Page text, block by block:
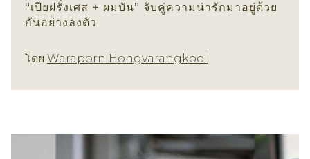
“เปียฝรั่งเศส + ผมบัน” จับคู่ความน่ารักมาอยู่ด้วย
กันอย่างลงตัว
โดย Waraporn Hongvarangkool